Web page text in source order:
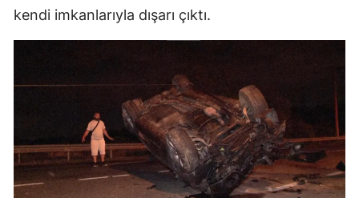
kendi imkanlarıyla dışarı çıktı.